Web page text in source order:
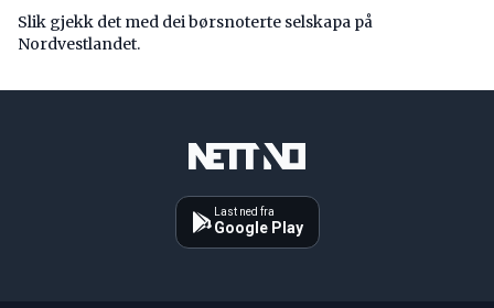
Slik gjekk det med dei børsnoterte selskapa på
Nordvestlandet.
Last ned fra
Google Play